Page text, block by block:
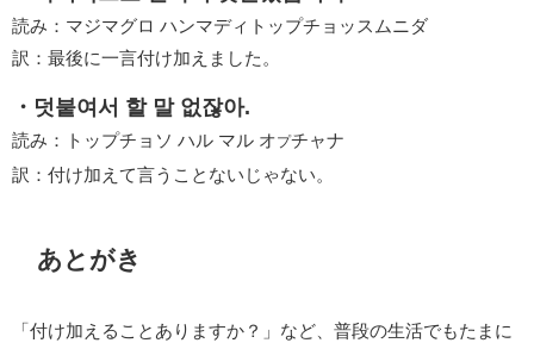
読み：マジマグロ ハンマディトップチョッスムニダ
訳：最後に一言付け加えました。
・덧붙여서 할 말 없잖아.
読み：トップチョソ ハル マル オプチャナ
訳：付け加えて言うことないじゃない。
あとがき
「付け加えることありますか？」など、普段の生活でもたまに